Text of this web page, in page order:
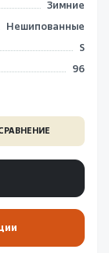
Зимние
Нешипованные
S
96